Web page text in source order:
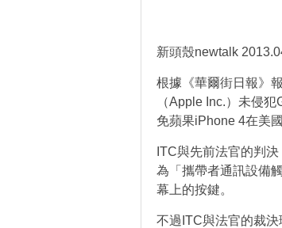
新頭殼newtalk
根據《華爾街日報》
（Apple Inc.）未侵
免蘋果iPhone 4在美
ITC與先前法官的判
為「攜帶者通訊設備
幕上的按鍵。
不過ITC與法官的裁